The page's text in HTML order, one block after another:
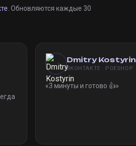
. Обновляются каждые 30
Dmitry Kostyrin
ВКОНТАКТЕ · POESHOP
«3 минуты и готово 👍»